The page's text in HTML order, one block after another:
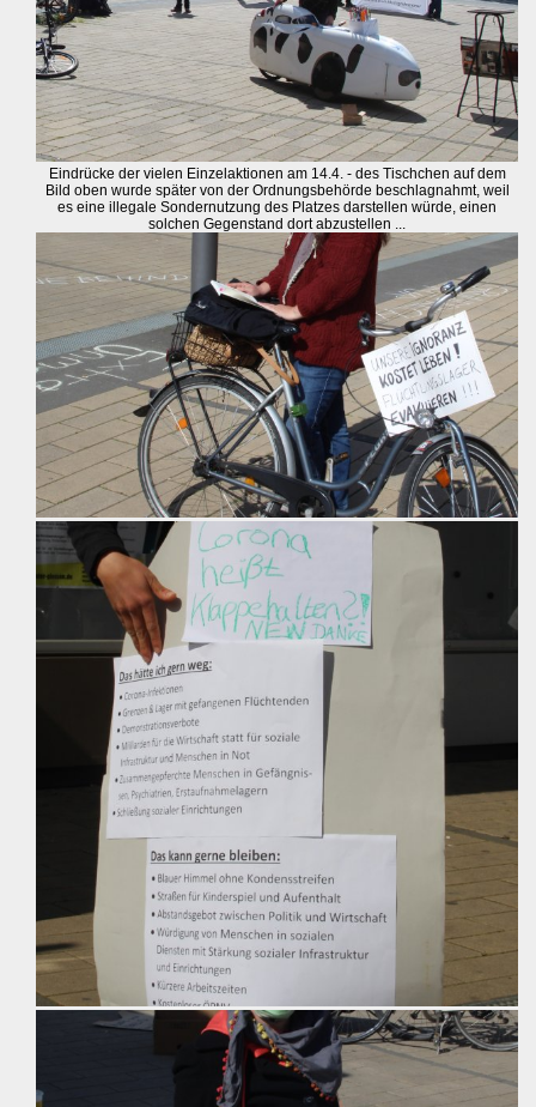
Eindrücke der vielen Einzelaktionen am 14.4. - des Tischchen auf dem
Bild oben wurde später von der Ordnungsbehörde beschlagnahmt, weil
es eine illegale Sondernutzung des Platzes darstellen würde, einen
solchen Gegenstand dort abzustellen ...